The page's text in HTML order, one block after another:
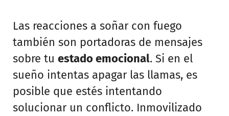
Las reacciones a soñar con fuego
también son portadoras de mensajes
sobre tu estado emocional. Si en el
sueño intentas apagar las llamas, es
posible que estés intentando
solucionar un conflicto. Inmovilizado